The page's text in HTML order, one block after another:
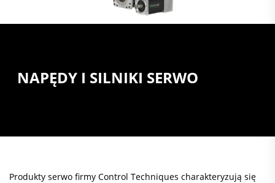
NAPĘDY I SILNIKI SERWO
Produkty serwo firmy Control Techniques charakteryzują się